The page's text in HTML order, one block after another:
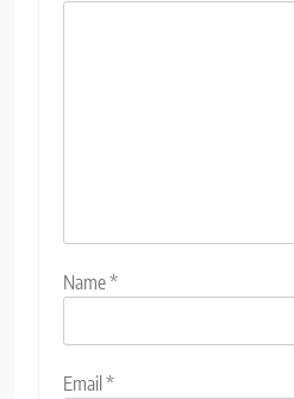
Name*
Email*